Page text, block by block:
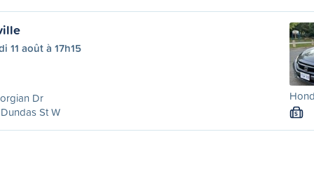
11 août à 17h15
Dr
St W
S